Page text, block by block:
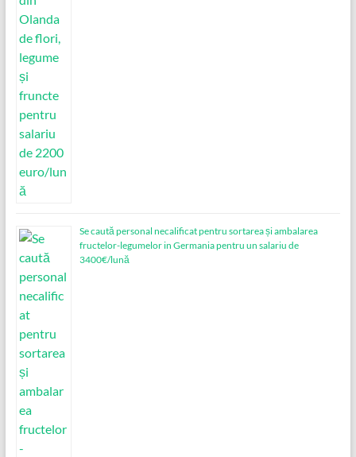
Se caută personal necalificat pentru sortarea și ambalarea
fructelor-legumelor in Germania pentru un salariu de
3400€/lună